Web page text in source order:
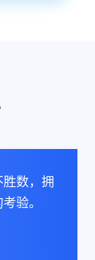
数，拥
验。